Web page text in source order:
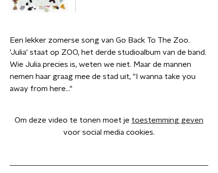
Een lekker zomerse song van Go Back To The Zoo.
'Julia' staat op ZOO, het derde studioalbum van de band.
Wie Julia precies is, weten we niet. Maar de mannen
nemen haar graag mee de stad uit, "I wanna take you
away from here..."
Om deze video te tonen moet je toestemming geven
voor social media cookies.